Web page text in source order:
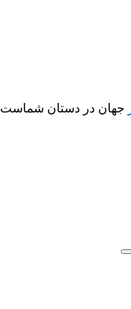
جهان در دستان شماست